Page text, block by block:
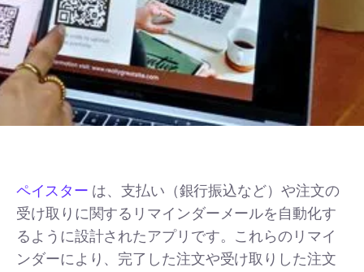
ペイスター は、支払い（銀行振込など）や注文の
受け取りに関するリマインダーメールを自動化す
るように設計されたアプリです。これらのリマイ
ンダーにより、完了した注文や受け取りした注文